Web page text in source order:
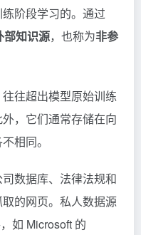
阶段学习的。通过
部知识源，也称为非参
往超出模型原始训练
，它们通常存储在向
相同。
数据库、法律法规和
的网页。私人数据源
如 Microsoft 的